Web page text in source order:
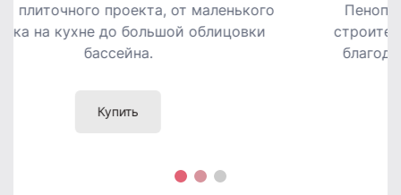
Пенополистирол широко используется в
строительстве, упаковке и других областях
благодаря своим уникальным свойствам.